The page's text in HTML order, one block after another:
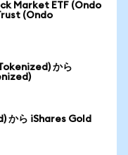
Market ETF (Ondo
(Ondo
から
から iShares Gold